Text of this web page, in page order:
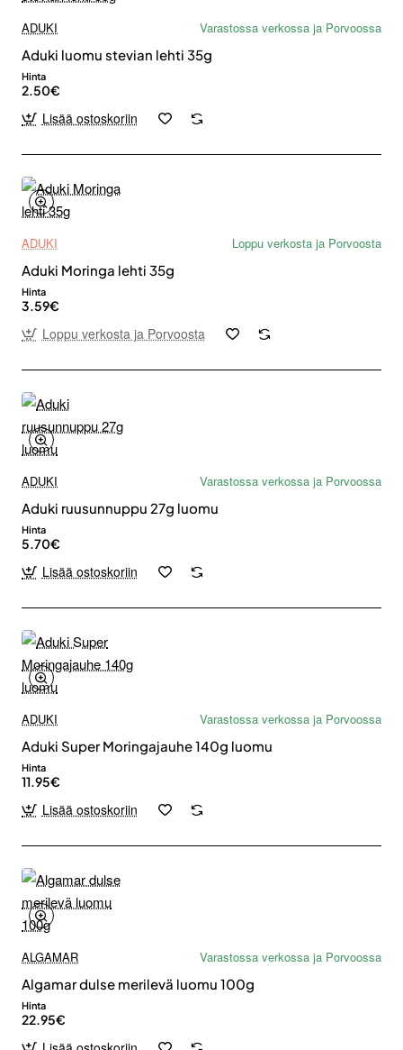
ADUKI
Varastossa verkossa ja Porvoossa
Aduki luomu stevian lehti 35g
Hinta
2.50€
Lisää ostoskoriin
ADUKI
Loppu verkosta ja Porvoosta
Aduki Moringa lehti 35g
Hinta
3.59€
Loppu verkosta ja Porvoosta
ADUKI
Varastossa verkossa ja Porvoossa
Aduki ruusunnuppu 27g luomu
Hinta
5.70€
Lisää ostoskoriin
ADUKI
Varastossa verkossa ja Porvoossa
Aduki Super Moringajauhe 140g luomu
Hinta
11.95€
Lisää ostoskoriin
ALGAMAR
Varastossa verkossa ja Porvoossa
Algamar dulse merilevä luomu 100g
Hinta
22.95€